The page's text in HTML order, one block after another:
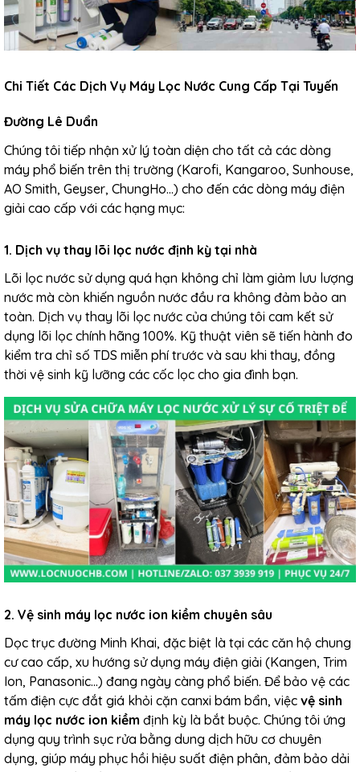
Chi Tiết Các Dịch Vụ Máy Lọc Nước Cung Cấp Tại Tuyến
Đường Lê Duẩn
Chúng tôi tiếp nhận xử lý toàn diện cho tất cả các dòng
máy phổ biến trên thị trường (Karofi, Kangaroo, Sunhouse,
AO Smith, Geyser, ChungHo...) cho đến các dòng máy điện
giải cao cấp với các hạng mục:
1. Dịch vụ thay lõi lọc nước định kỳ tại nhà
Lõi lọc nước sử dụng quá hạn không chỉ làm giảm lưu lượng
nước mà còn khiến nguồn nước đầu ra không đảm bảo an
toàn. Dịch vụ thay lõi lọc nước của chúng tôi cam kết sử
dụng lõi lọc chính hãng 100%. Kỹ thuật viên sẽ tiến hành đo
kiểm tra chỉ số TDS miễn phí trước và sau khi thay, đồng
thời vệ sinh kỹ lưỡng các cốc lọc cho gia đình bạn.
2. Vệ sinh máy lọc nước ion kiềm chuyên sâu
Dọc trục đường Minh Khai, đặc biệt là tại các căn hộ chung
cư cao cấp, xu hướng sử dụng máy điện giải (Kangen, Trim
Ion, Panasonic...) đang ngày càng phổ biến. Để bảo vệ các
tấm điện cực đắt giá khỏi cặn canxi bám bẩn, việc vệ sinh
máy lọc nước ion kiềm định kỳ là bắt buộc. Chúng tôi ứng
dụng quy trình sục rửa bằng dung dịch hữu cơ chuyên
dụng, giúp máy phục hồi hiệu suất điện phân, đảm bảo dải